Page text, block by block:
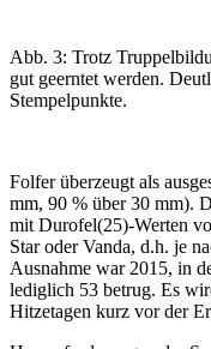
Abb. 3: Trotz
gut geerntet werden.
Stempelpunkte.
Folfer überzeugt als
mm, 90 % über 30 mm).
mit Durofel(25)-Werten
Star oder Vanda, d.h. je
Ausnahme war 2015, in
lediglich 53 betrug. Es
Hitzetagen kurz vor der